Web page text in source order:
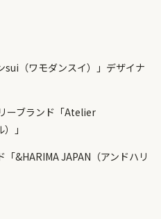
sui（ワモダンスイ）」デザイナ
ーブランド「Atelier
」
&HARIMA JAPAN（アンドハリ